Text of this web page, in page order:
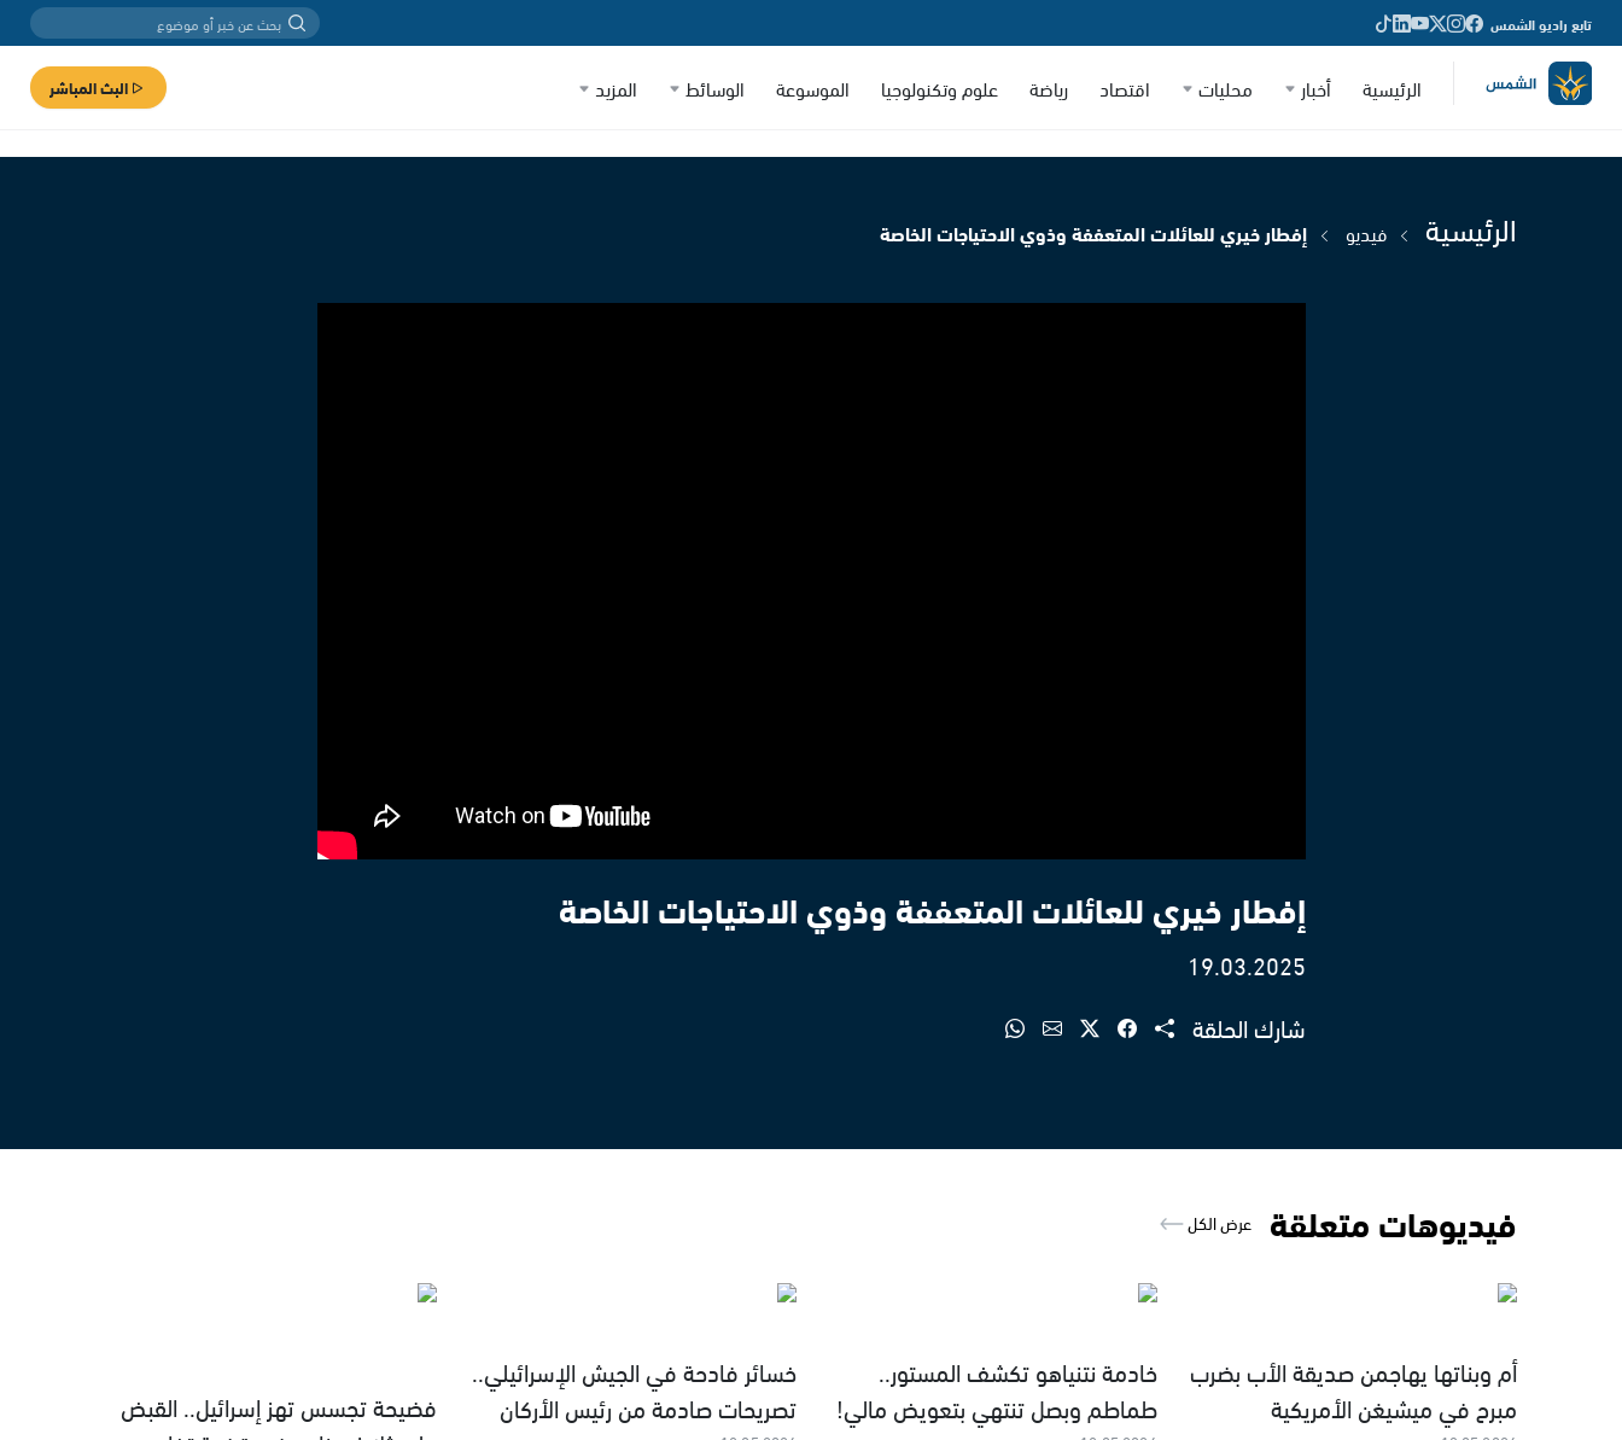
تابع راديو الشمس
الرئيسية أخبار محليات اقتصاد رياضة علوم وتكنولوجيا الموسوعة الوسائط المزيد البث المباشر
الرئيسية فيديو إفطار خيري للعائلات المتعففة وذوي الاحتياجات الخاصة
إفطار خيري للعائلات المتعففة وذوي الاحتياجات الخاصة
19.03.2025
شارك الحلقة
فيديوهات متعلقة عرض الكل
أم وبناتها يهاجمن صديقة الأب بضرب
مبرح في ميشيغن الأمريكية
خادمة نتنياهو تكشف المستور..
طماطم وبصل تنتهي بتعويض مالي!
خسائر فادحة في الجيش الإسرائيلي..
تصريحات صادمة من رئيس الأركان
فضيحة تجسس تهز إسرائيل.. القبض